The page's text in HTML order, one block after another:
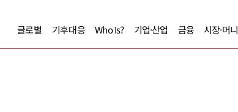
글로벌 기후대응 Who Is? 기업·산업 금융 시장·머니